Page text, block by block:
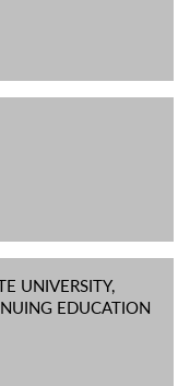
UNIVERSITY,
EDUCATION